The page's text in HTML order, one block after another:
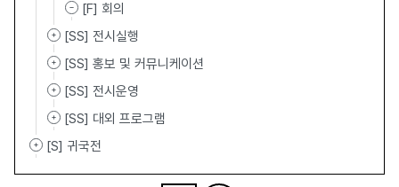
[F] 회의
[SS] 전시실행
[SS] 홍보 및 커뮤니케이션
[SS] 전시운영
[SS] 대외 프로그램
[S] 귀국전